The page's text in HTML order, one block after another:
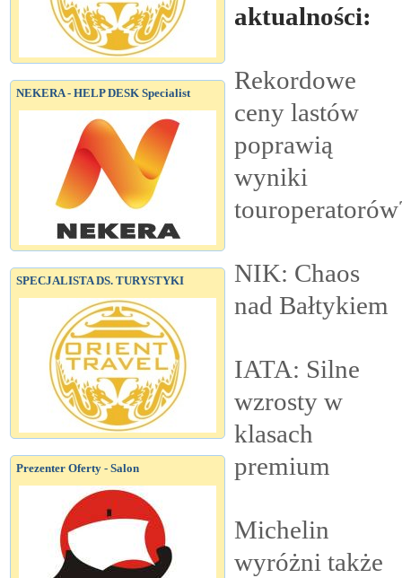
NEKERA - HELP DESK Specialist
SPECJALISTA DS. TURYSTYKI
Prezenter Oferty - Salon
aktualności:
Rekordowe
ceny lastów
poprawią
wyniki
NIK: Chaos
nad Bałtykiem
IATA: Silne
wzrosty w
klasach
premium
Michelin
wyróżni także